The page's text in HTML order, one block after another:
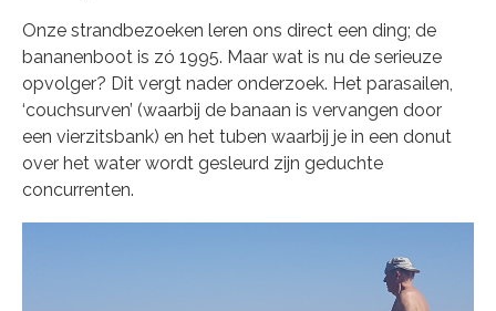
Onze strandbezoeken leren ons direct een ding; de
bananenboot is zó 1995. Maar wat is nu de serieuze
opvolger? Dit vergt nader onderzoek. Het parasailen,
‘couchsurven’ (waarbij de banaan is vervangen door
een vierzitsbank) en het tuben waarbij je in een donut
over het water wordt gesleurd zijn geduchte
concurrenten.